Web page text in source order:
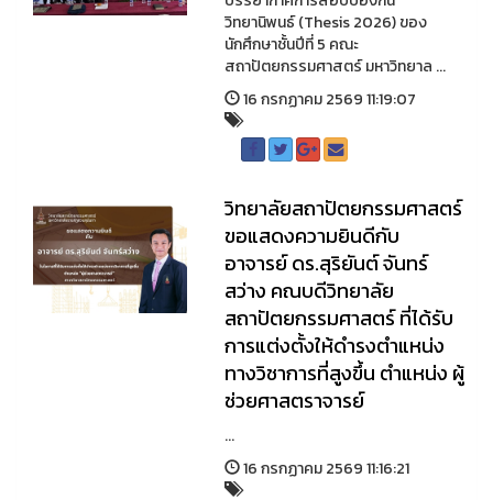
วิทยานิพนธ์ (Thesis 2026) ของ
นักศึกษาชั้นปีที่ 5 คณะ
สถาปัตยกรรมศาสตร์ มหาวิทยาล ...
16 กรกฏาคม 2569 11:19:07
วิทยาลัยสถาปัตยกรรมศาสตร์
ขอแสดงความยินดีกับ
อาจารย์ ดร.สุริยันต์ จันทร์
สว่าง คณบดีวิทยาลัย
สถาปัตยกรรมศาสตร์ ที่ได้รับ
การแต่งตั้งให้ดำรงตำแหน่ง
ทางวิชาการที่สูงขึ้น ตำแหน่ง ผู้
ช่วยศาสตราจารย์
...
16 กรกฏาคม 2569 11:16:21